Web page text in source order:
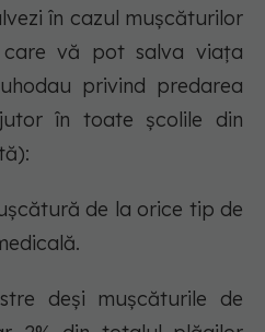
în cazul mușcăturilor
vă pot salva viața
privind predarea
în toate școlile din
de la orice tip de
deși mușcăturile de